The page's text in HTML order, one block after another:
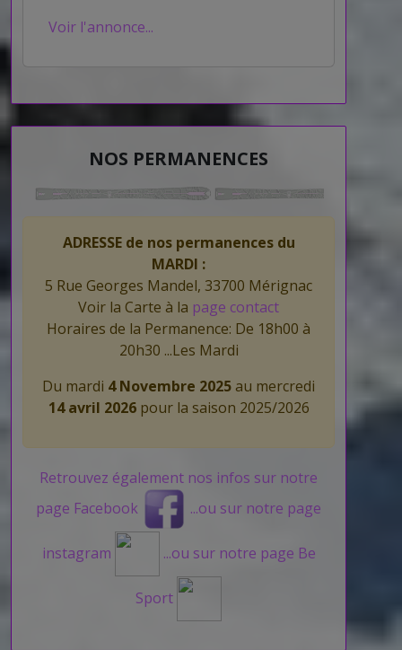
Voir l'annonce...
NOS PERMANENCES
ADRESSE de nos permanences du
MARDI :
5 Rue Georges Mandel, 33700 Mérignac
Voir la Carte à la page contact
Horaires de la Permanence: De 18h00 à
20h30 ...Les Mardi
Du mardi 4 Novembre 2025au mercredi
14 avril 2026pour la saison 2025/2026
Retrouvez également nos infos sur notre
page Facebook
...ou sur notre page
instagram ...ou sur notre page Be
Sport